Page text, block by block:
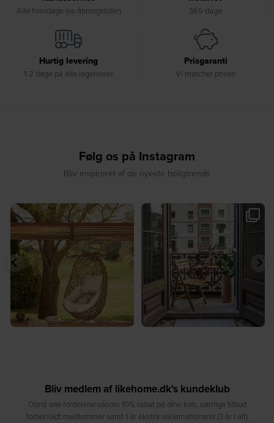
Alle hverdage (se åbningstider) 365 dage
Hurtig levering
1-2 dage på alle lagervarer
Prisgaranti
Vi matcher prisen
Følg os på Instagram
Bliv inspireret af de nyeste boligtrends
☀️ Find dit yndlingssted denne
sommer⁠
...
6 0
🤍 Rå materialer møder tidløst design⁠
...
7 0
Bliv medlem af likehome.dk's kundeklub
Opnå alle fordelene såsom 10% rabat på dine køb, særlige tilbud
forbeholdt medlemmer samt 1 år ekstra reklamationsret (3 år i alt)